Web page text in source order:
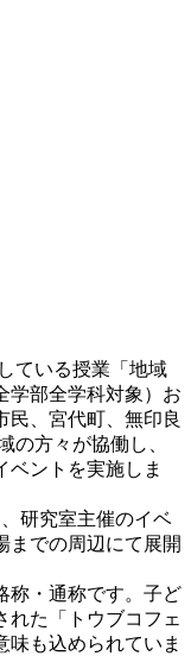
ている授業「地域
学部全学科対象）お
民、宮代町、無印良
の方々が協働し、
ベントを実施しま
研究室主催のイベ
までの周辺にて展開
称・通称です。子ど
れた「トウブコフェ
味も込められていま